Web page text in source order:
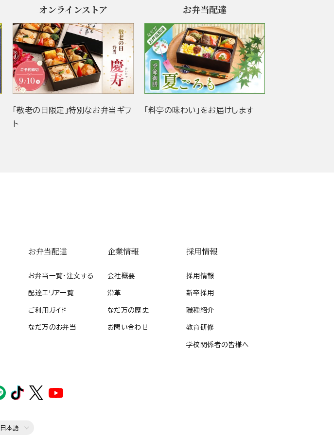
オンラインストア
「敬老の日限定」特別なお弁当ギフ
ト
お弁当配達
「料亭の味わい」をお届けします
お弁当配達
お弁当一覧・注文する
配達エリア一覧
ご利用ガイド
なだ万のお弁当
企業情報
会社概要
沿革
なだ万の歴史
お問い合わせ
採用情報
採用情報
新卒採用
職種紹介
教育研修
学校関係者の皆様へ
日本語